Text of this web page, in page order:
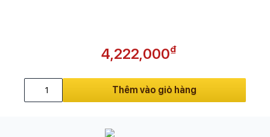
4,222,000₫
Thêm vào giỏ hàng